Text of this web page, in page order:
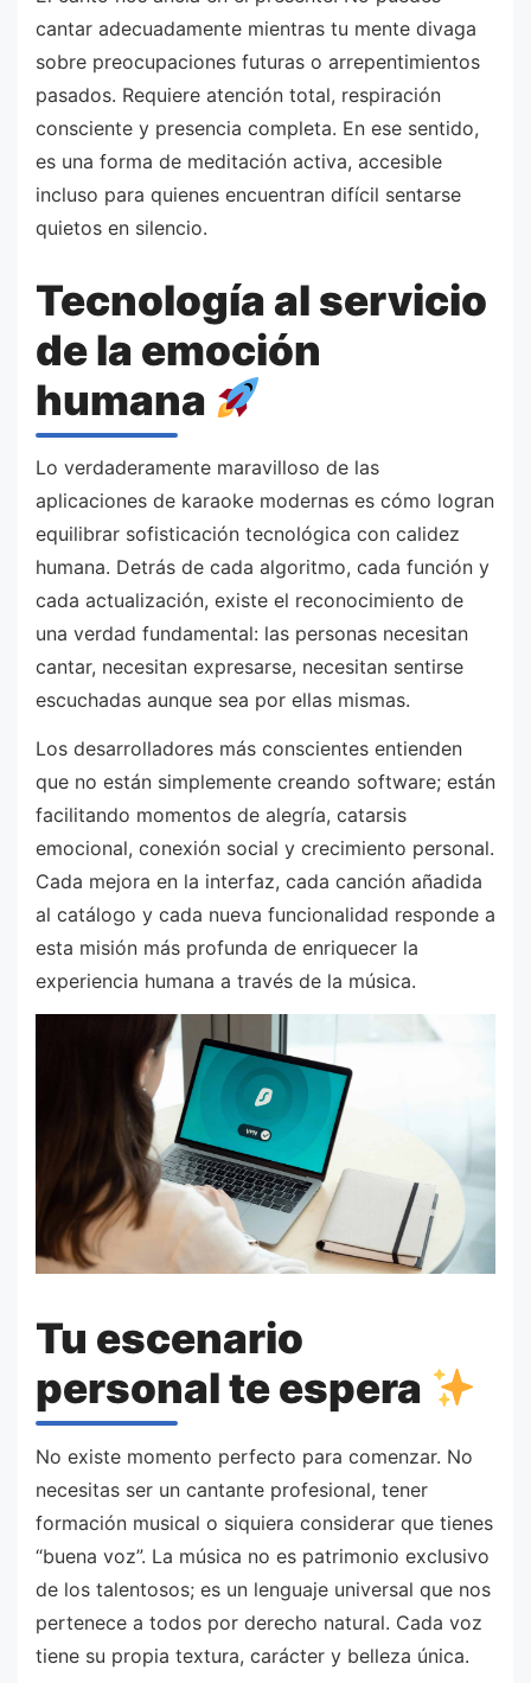
cantar adecuadamente mientras tu mente divaga
sobre preocupaciones futuras o arrepentimientos
pasados. Requiere atención total, respiración
consciente y presencia completa. En ese sentido,
es una forma de meditación activa, accesible
incluso para quienes encuentran difícil sentarse
quietos en silencio.
Tecnología al servicio
de la emoción
humana
Lo verdaderamente maravilloso de las
aplicaciones de karaoke modernas es cómo logran
equilibrar sofisticación tecnológica con calidez
humana. Detrás de cada algoritmo, cada función y
cada actualización, existe el reconocimiento de
una verdad fundamental: las personas necesitan
cantar, necesitan expresarse, necesitan sentirse
escuchadas aunque sea por ellas mismas.
Los desarrolladores más conscientes entienden
que no están simplemente creando software; están
facilitando momentos de alegría, catarsis
emocional, conexión social y crecimiento personal.
Cada mejora en la interfaz, cada canción añadida
al catálogo y cada nueva funcionalidad responde a
esta misión más profunda de enriquecer la
experiencia humana a través de la música.
Tu escenario
personal te espera
No existe momento perfecto para comenzar. No
necesitas ser un cantante profesional, tener
formación musical o siquiera considerar que tienes
“buena voz”. La música no es patrimonio exclusivo
de los talentosos; es un lenguaje universal que nos
pertenece a todos por derecho natural. Cada voz
tiene su propia textura, carácter y belleza única.